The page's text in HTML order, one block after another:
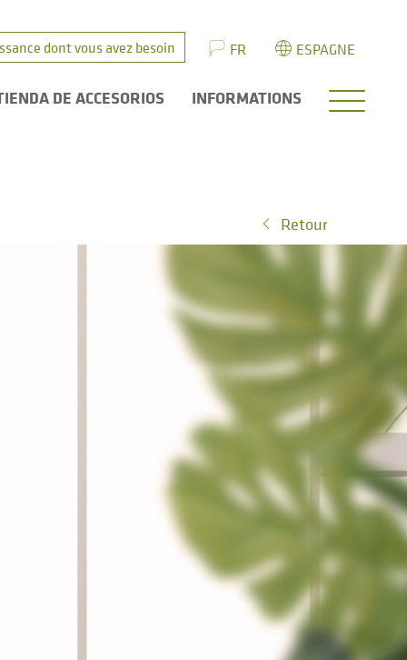
dont vous avez besoin FR ESPAGNE
DE ACCESORIOS INFORMATIONS
Retour